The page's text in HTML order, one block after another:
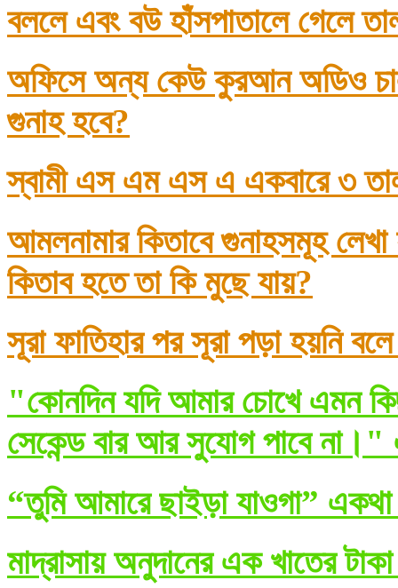
বললে এবং বউ হাঁসপাতালে গেলে
অফিসে অন্য কেউ কুরআন অডিও
গুনাহ হবে?
স্বামী এস এম এস এ একবারে ৩
আমলনামার কিতাবে গুনাহসমূহ
কিতাব হতে তা কি মুছে যায়?
সূরা ফাতিহার পর সূরা পড়া হয়নি
"কোনদিন যদি আমার চোখে এমন
সেকেন্ড বার আর সুযোগ পাবে না।"
“তুমি আমারে ছাইড়া যাওগা” একথা
মাদ্রাসায় অনুদানের এক খাতের